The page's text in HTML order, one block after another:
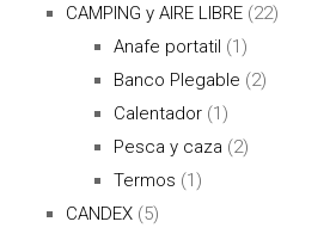
CAMPING y AIRE LIBRE (22)
Anafe portatil (1)
Banco Plegable (2)
Calentador (1)
Pesca y caza (2)
Termos (1)
CANDEX (5)